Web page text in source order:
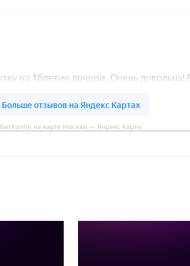
БигХэппи на карте Москвы — Яндекс Карты